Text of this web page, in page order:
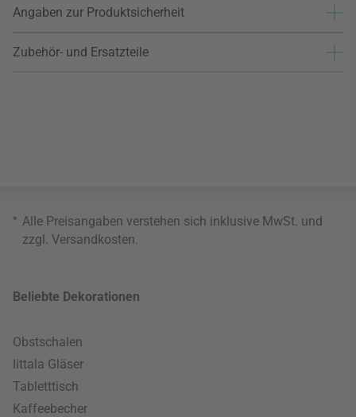
Angaben zur Produktsicherheit
Zubehör- und Ersatzteile
* Alle Preisangaben verstehen sich inklusive MwSt. und
zzgl. Versandkosten
Beliebte Dekorationen
Obstschalen
Iittala Gläser
Tabletttisch
Kaffeebecher